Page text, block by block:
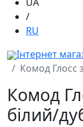
/
RU
Інтернет
Комод Глосс
Комод
білий/